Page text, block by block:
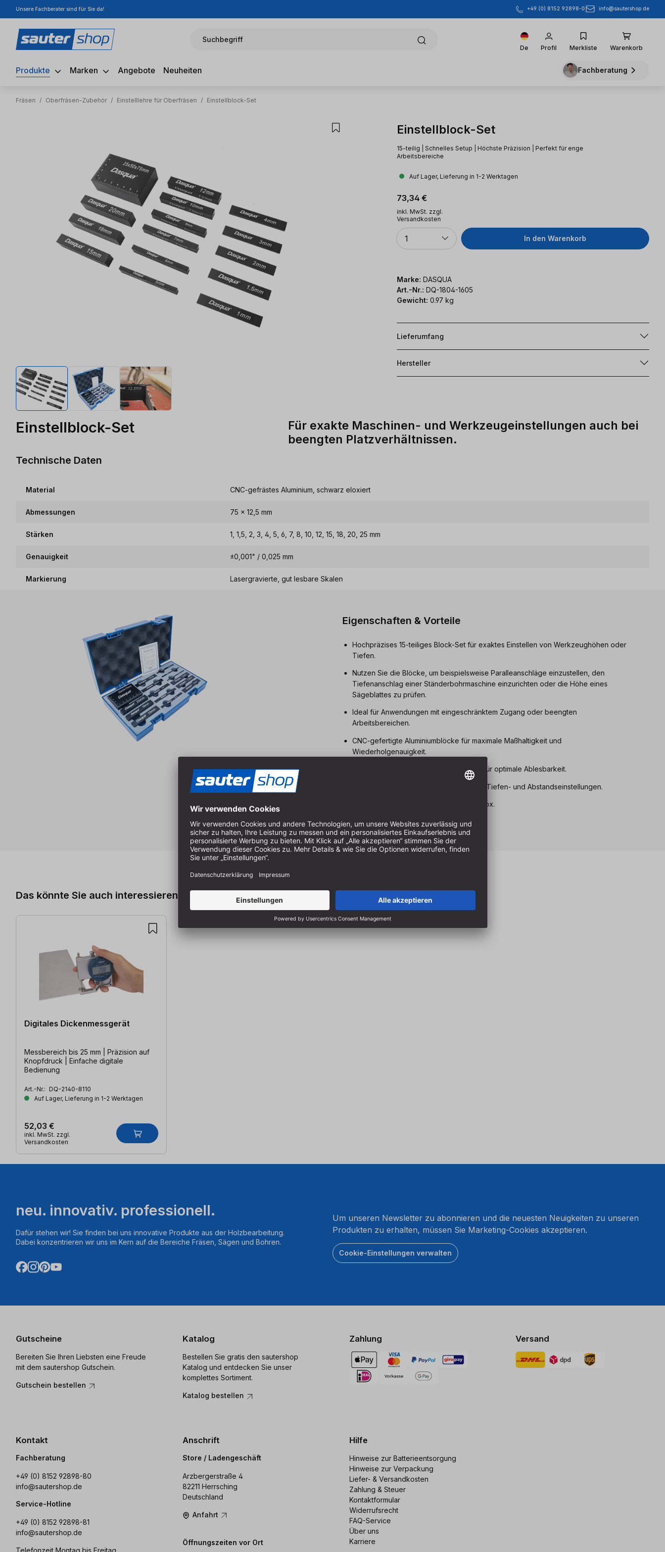
Hauptinhalt springen
Zur Suche springen
Zur Hauptnavigation springen
Unsere Fachberater sind für Sie da! +49 (0) 8152 92898-0 info@sautershop.de
Suchbegriff
De Profil Merkliste Warenkorb
Produkte Marken Angebote Neuheiten Fachberatung
Fräsen / Oberfräsen-Zubehör / Einstelllehre für Oberfräsen / Einstellblock-Set
Einstellblock-Set
15-teilig | Schnelles Setup | Höchste Präzision | Perfekt für enge
Arbeitsbereiche
Auf Lager, Lieferung in 1-2 Werktagen
Regulärer Preis:
73,34 €
inkl. MwSt. zzgl.
Versandkosten
Anzahl
1 In den Warenkorb
Marke: DASQUA
Art.-Nr.: DQ-1804-1605
Gewicht: 0.97 kg
Lieferumfang
Hersteller
Einstellblock-Set
Für exakte Maschinen- und Werkzeugeinstellungen auch bei
beengten Platzverhältnissen.
Technische Daten
Material CNC-gefrästes Aluminium, schwarz eloxiert
Abmessungen 75 × 12,5 mm
Stärken 1, 1,5, 2, 3, 4, 5, 6, 7, 8, 10, 12, 15, 18, 20, 25 mm
Genauigkeit ±0,001" / 0,025 mm
Markierung Lasergravierte, gut lesbare Skalen
Eigenschaften & Vorteile
Hochpräzises 15-teiliges Block-Set für exaktes Einstellen von Werkzeughöhen oder
Tiefen.
Nutzen Sie die Blöcke, um beispielsweise Paralleanschläge einzustellen, den
Tiefenanschlag einer Ständerbohrmaschine einzurichten oder die Höhe eines
Sägeblattes zu prüfen.
Ideal für Anwendungen mit eingeschränktem Zugang oder beengten
Arbeitsbereichen.
CNC-gefertigte Aluminiumblöcke für maximale Maßhaltigkeit und
Wiederholgenauigkeit.
Dauerhafte, lasergravierte Beschriftung für optimale Ablesbarkeit.
Vielseitig einsetzbar für präzise Höhen-, Tiefen- und Abstandseinstellungen.
Sicher aufbewahrt in gepolsterter ABS-Box.
Das könnte Sie auch interessieren
Digitales Dickenmessgerät
Messbereich bis 25 mm | Präzision auf
Knopfdruck | Einfache digitale
Bedienung
Art.-Nr.: DQ-2140-8110
Auf Lager, Lieferung in 1-2 Werktagen
52,03 €
inkl. MwSt. zzgl.
Versandkosten
neu. innovativ. professionell.
Dafür stehen wir! Sie finden bei uns innovative Produkte aus der Holzbearbeitung.
Dabei konzentrieren wir uns im Kern auf die Bereiche Fräsen, Sägen und Bohren.
Um unseren Newsletter zu abonnieren und die neuesten Neuigkeiten zu unseren
Produkten zu erhalten, müssen Sie Marketing-Cookies akzeptieren.
Cookie-Einstellungen verwalten
Gutscheine
Bereiten Sie Ihren Liebsten eine Freude
mit dem sautershop Gutschein.
Gutschein bestellen
Katalog
Bestellen Sie gratis den sautershop
Katalog und entdecken Sie unser
komplettes Sortiment.
Katalog bestellen
Zahlung Versand
Kontakt
Fachberatung
+49 (0) 8152 92898-80
info@sautershop.de
Service-Hotline
+49 (0) 8152 92898-81
info@sautershop.de
Telefonzeit Montag bis Freitag
Anschrift
Store / Ladengeschäft
Arzbergerstraße 4
82211 Herrsching
Deutschland
Anfahrt
Öffnungszeiten vor Ort
Hilfe
Hinweise zur Batterieentsorgung
Hinweise zur Verpackung
Liefer- & Versandkosten
Zahlung & Steuer
Kontaktformular
Widerrufsrecht
FAQ-Service
Über uns
Karriere